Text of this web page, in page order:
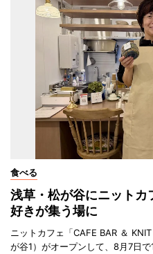
食べる
浅草・松が谷にニット
好きが集う場に
ニットカフェ「CAFE BAR ＆
が谷1）がオープンして、8月7日で